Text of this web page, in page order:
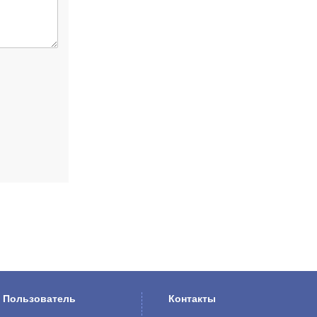
Пользователь Контакты